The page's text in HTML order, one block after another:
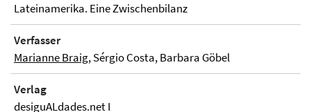
Lateinamerika. Eine Zwischenbilanz
Verfasser
Marianne Braig, Sérgio Costa, Barbara Göbel
Verlag
desiguALdades.net I